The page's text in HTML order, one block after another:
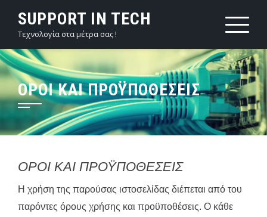
content
SUPPORT IN TECH
Τεχνολογία στα μέτρα σας !
ΌΡΟΙ ΚΑΙ ΠΡΟΫΠΟΘΈΣΕΙΣ
ΟΡΟΙ ΚΑΙ ΠΡΟΫΠΟΘΕΣΕΙΣ
Η χρήση της παρούσας ιστοσελίδας διέπεται από του
παρόντες όρους χρήσης και προϋποθέσεις. Ο κάθε